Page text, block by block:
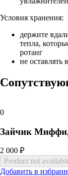
Условия хранения:
держите
тепла,
ротанг
не оставлять
0
Зайчик
2 000 ₽
Добавить в